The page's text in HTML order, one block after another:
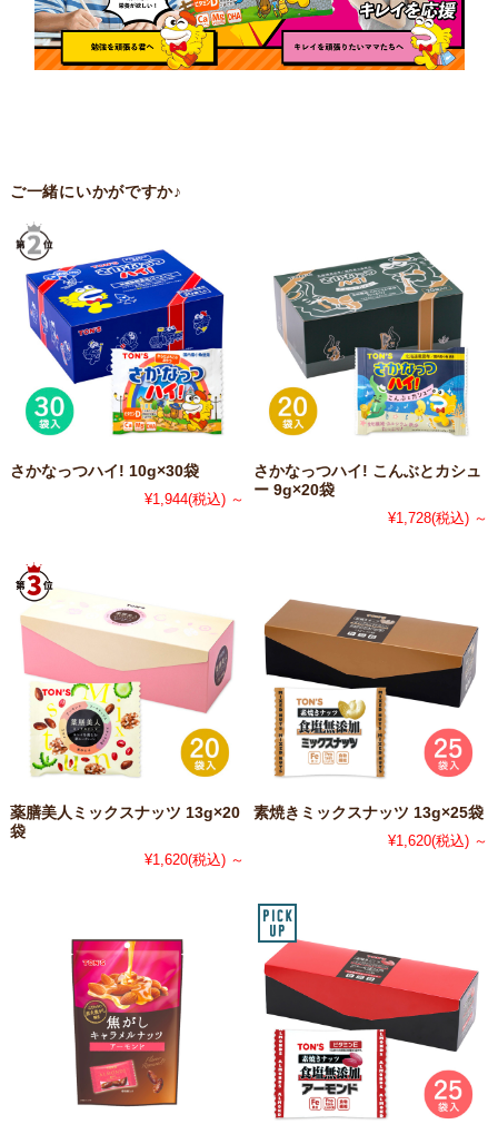
ご一緒にいかがですか♪
さかなっつハイ! 10g×30袋
¥1,944(税込) ～
さかなっつハイ! こんぶとカシュ
ー 9g×20袋
¥1,728(税込) ～
薬膳美人ミックスナッツ 13g×20
袋
¥1,620(税込) ～
素焼きミックスナッツ 13g×25袋
¥1,620(税込) ～